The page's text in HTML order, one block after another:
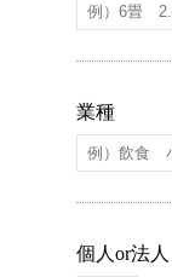
業種
個人or法人